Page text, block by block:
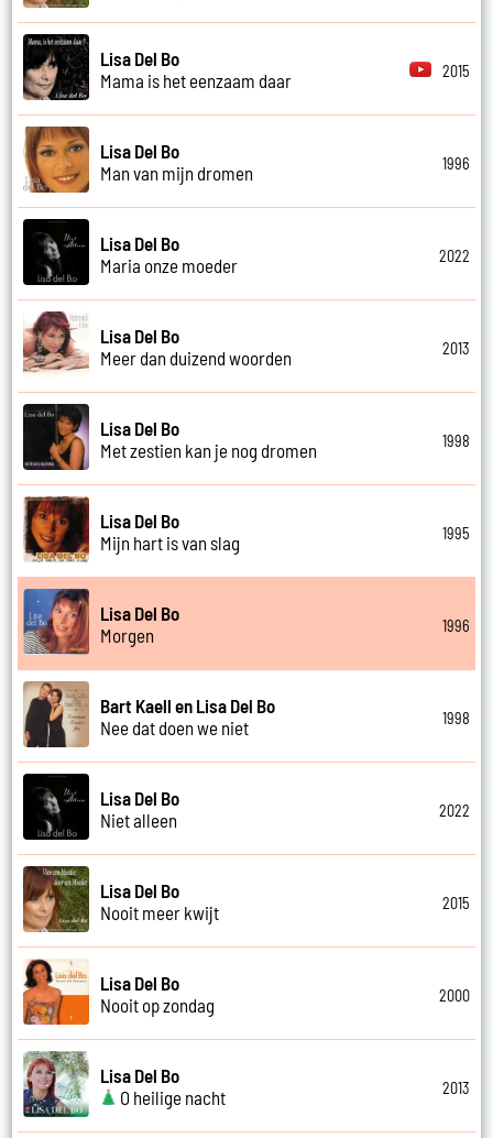
Lisa Del Bo
Mama is het eenzaam daar
2015
Lisa Del Bo
Man van mijn dromen
1996
Lisa Del Bo
Maria onze moeder
2022
Lisa Del Bo
Meer dan duizend woorden
2013
Lisa Del Bo
Met zestien kan je nog dromen
1998
Lisa Del Bo
Mijn hart is van slag
1995
Lisa Del Bo
Morgen
1996
Bart Kaell en Lisa Del Bo
Nee dat doen we niet
1998
Lisa Del Bo
Niet alleen
2022
Lisa Del Bo
Nooit meer kwijt
2015
Lisa Del Bo
Nooit op zondag
2000
Lisa Del Bo
O heilige nacht
2013